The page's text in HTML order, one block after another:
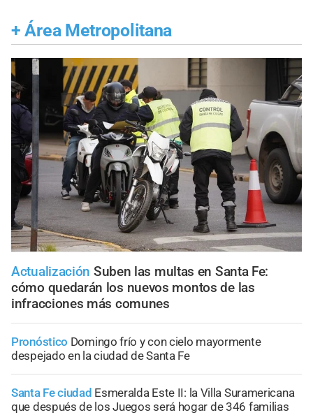
+ Área Metropolitana
Actualización Suben las multas en Santa Fe:
cómo quedarán los nuevos montos de las
infracciones más comunes
Pronóstico Domingo frío y con cielo mayormente
despejado en la ciudad de Santa Fe
Santa Fe ciudad Esmeralda Este II: la Villa Suramericana
que después de los Juegos será hogar de 346 familias